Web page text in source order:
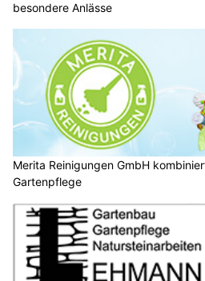
besondere Anlässe
Merita Reinigungen GmbH
Gartenpflege